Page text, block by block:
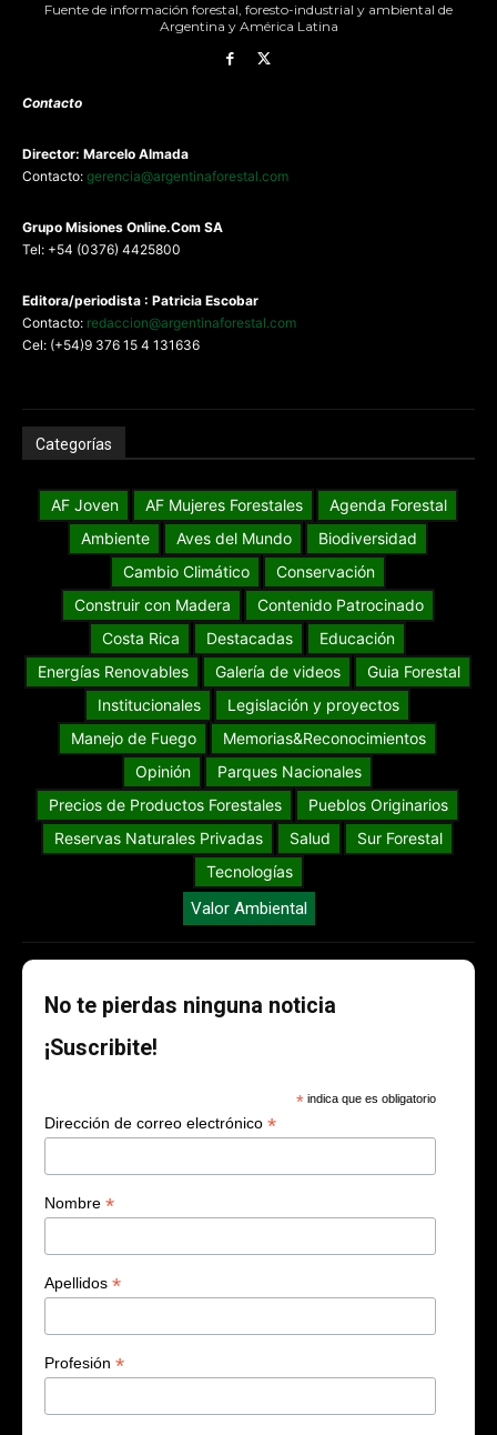
Fuente de información forestal, foresto-industrial y ambiental de
Argentina y América Latina
Contacto
Director: Marcelo Almada
Contacto: gerencia@argentinaforestal.com
Grupo Misiones Online.Com SA
Tel: +54 (0376) 4425800
Editora/periodista : Patricia Escobar
Contacto: redaccion@argentinaforestal.com
Cel: (+54)9 376 15 4 131636
Categorías
AF Joven AF Mujeres Forestales
Agenda Forestal
Ambiente
Aves del Mundo
Biodiversidad
Cambio Climático
Conservación
Construir con Madera
Contenido Patrocinado
Costa Rica
Destacadas
Educación
Energías Renovables
Galería de videos
Guia Forestal
Institucionales
Legislación y proyectos
Manejo de Fuego
Memorias&Reconocimientos
Opinión
Parques Nacionales
Precios de Productos Forestales
Pueblos Originarios
Reservas Naturales Privadas
Salud
Sur Forestal
Tecnologías
Valor Ambiental
No te pierdas ninguna noticia
¡Suscribite!
* indica que es obligatorio
Dirección de correo electrónico *
Nombre *
Apellidos *
Profesión *